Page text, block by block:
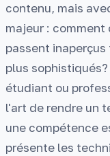
contenu, mais
majeur : comment
passent
plus
étudiant ou
l'art de rendre un
une compétence
présente les